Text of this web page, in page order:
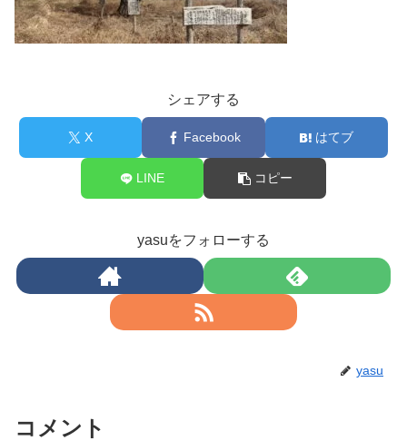
シェアする
X Facebook はてブ
LINE コピー
yasuをフォローする
yasu
コメント